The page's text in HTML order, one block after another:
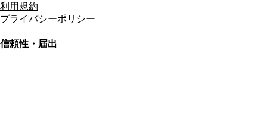
利用規約
プライバシーポリシー
信頼性・届出